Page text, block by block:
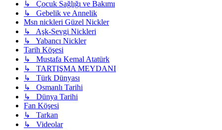
↳ Çocuk Sağlığı ve Bakımı
↳ Gebelik ve Annelik
Msn nickleri Güzel Nickler
↳ Aşk-Sevgi Nickleri
↳ Yabancı Nickler
Tarih Köşesi
↳ Mustafa Kemal Atatürk
↳ TARTIŞMA MEYDANI
↳ Türk Dünyası
↳ Osmanlı Tarihi
↳ Dünya Tarihi
Fan Köşesi
↳ Tarkan
↳ Videolar